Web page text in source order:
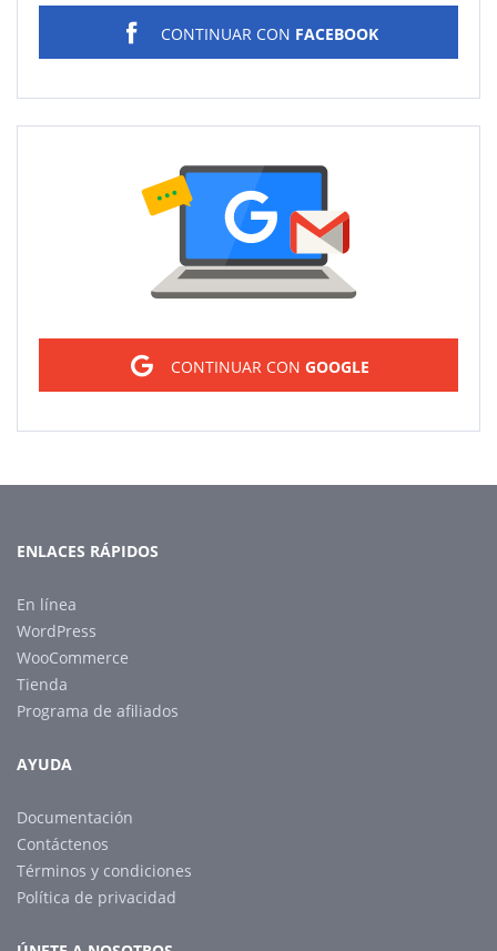
CONTINUAR CON FACEBOOK
CONTINUAR CON GOOGLE
ENLACES RÁPIDOS
En línea
WordPress
WooCommerce
Tienda
Programa de afiliados
AYUDA
Documentación
Contáctenos
Términos y condiciones
Política de privacidad